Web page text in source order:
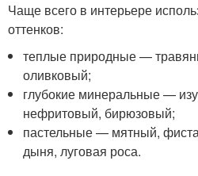
Чаще всего в интерьере
оттенков:
теплые природные —
оливковый;
глубокие минеральные —
нефритовый, бирюзовый;
пастельные — мятный,
дыня, луговая роса.